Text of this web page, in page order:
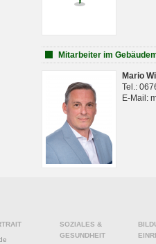
Mitarbeiter im
Mario
Tel.:
E-Mail:
SOZIALES &
GESUNDHEIT